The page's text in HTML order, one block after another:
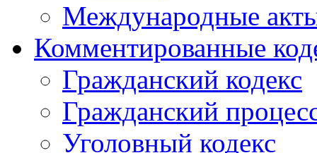
Международные
Комментированные
Гражданский кодекс
Гражданский
Уголовный кодекс